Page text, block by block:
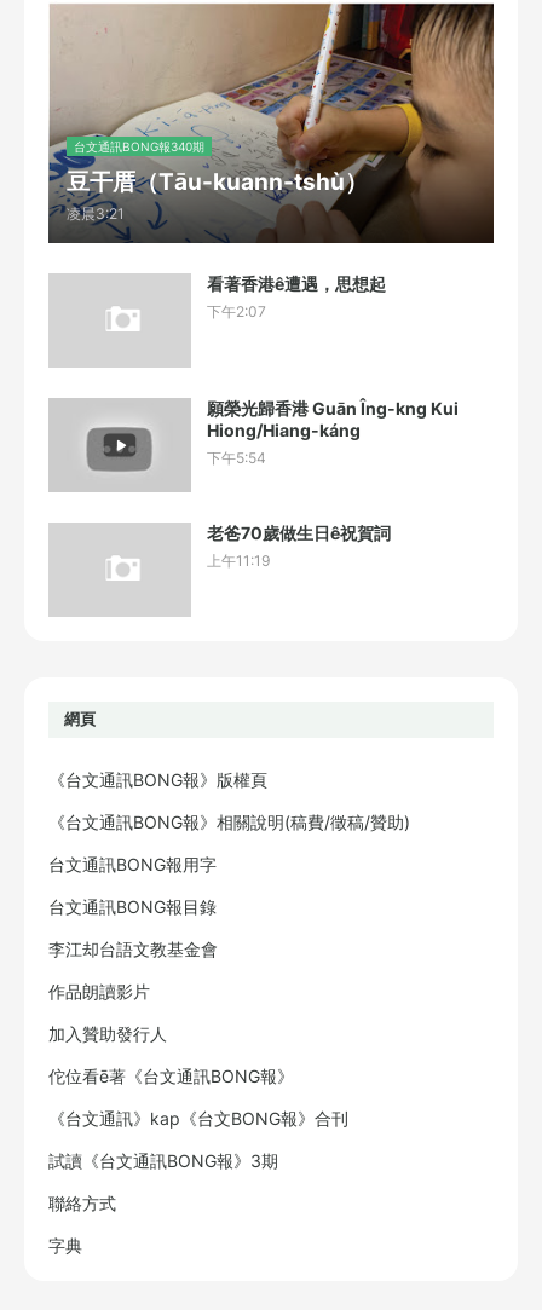
台文通訊BONG報340期
豆干厝（Tāu-kuann-tshù）
凌晨3:21
看著香港ê遭遇，思想起
下午2:07
願榮光歸香港 Guān Îng-kng Kui
Hiong/Hiang-káng
下午5:54
老爸70歲做生日ê祝賀詞
上午11:19
網頁
《台文通訊BONG報》版權頁
《台文通訊BONG報》相關說明(稿費/徵稿/贊助)
台文通訊BONG報用字
台文通訊BONG報目錄
李江却台語文教基金會
作品朗讀影片
加入贊助發行人
佗位看ē著《台文通訊BONG報》
《台文通訊》kap《台文BONG報》合刊
試讀《台文通訊BONG報》3期
聯絡方式
字典